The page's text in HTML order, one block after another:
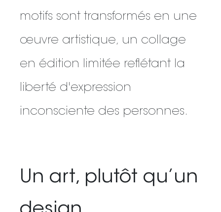
motifs sont transformés en une
œuvre artistique, un collage
en édition limitée reflétant la
liberté d'expression
inconsciente des personnes.
Un art, plutôt qu’un